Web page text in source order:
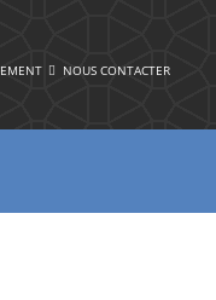
NOUS CONTACTER